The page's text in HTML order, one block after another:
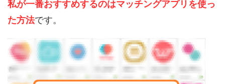
私が一番おすすめするのはマッチングアプリを使っ
た方法です。